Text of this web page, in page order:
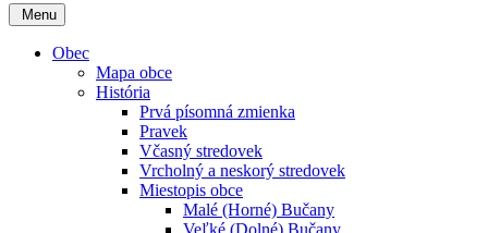
Menu
Obec
Mapa obce
História
Prvá písomná zmienka
Pravek
Včasný stredovek
Vrcholný a neskorý stredovek
Miestopis obce
Malé (Horné) Bučany
Veľké (Dolné) Bučany